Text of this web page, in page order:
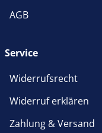
AGB
Service
Widerrufsrecht
Widerruf erklären
Zahlung & Versand